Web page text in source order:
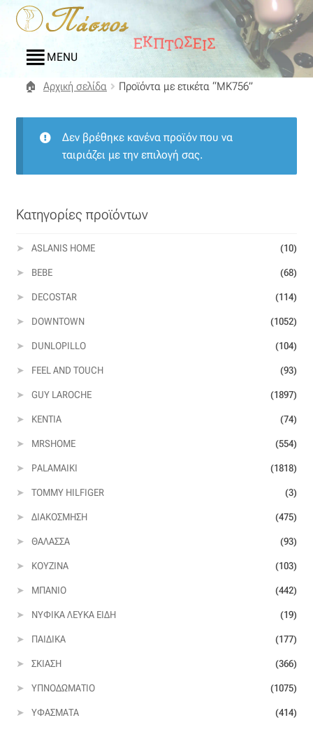
Απευθείας
μετάβαση
στην
πλοήγηση
Μετάβαση
σε
περιεχόμενο
MENU
Αρχική
Επικοινωνία
Η εταιρεία μας
Καλάθι
Λογαριασμός
Black-out
Αλκαντάρα
Βαμβακοσατέν
Βελούδο
Βελουτέ
Αρχική σελίδα Προϊόντα με ετικέτα “MK756”
Δεν βρέθηκε κανένα προϊόν που να
ταιριάζει με την επιλογή σας.
Κατηγορίες προϊόντων
ASLANIS HOME (10)
BEBE (68)
DECOSTAR (114)
DOWNTOWN (1052)
DUNLOPILLO (104)
FEEL AND TOUCH (93)
GUY LAROCHE (1897)
KENTIA (74)
MRSHOME (554)
PALAMAIKI (1818)
TOMMY HILFIGER (3)
ΔΙΑΚΌΣΜΗΣΗ (475)
ΘΆΛΑΣΣΑ (93)
ΚΟΥΖΊΝΑ (103)
ΜΠΆΝΙΟ (442)
ΝΥΦΙΚΆ ΛΕΥΚΆ ΕΊΔΗ (19)
ΠΑΙΔΙΚΆ (177)
ΣΚΊΑΣΗ (366)
ΥΠΝΟΔΩΜΆΤΙΟ (1075)
ΥΦΆΣΜΑΤΑ (414)